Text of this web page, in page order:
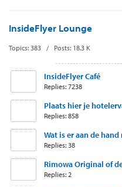
InsideFlyer Lounge
Topics: 383 / Posts: 18.3 K
InsideFlyer Café
Replies: 7238
Plaats hier je
Replies: 858
Wat is er aan de
Replies: 38
Rimowa Original of
Replies: 2